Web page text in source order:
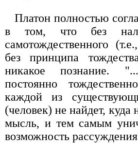
Платон полностью
в том, что без
самотождественного
без принципа
никакое познание.
постоянно
каждой из
(человек) не найдет, куда
мысль, и тем самым
возможность